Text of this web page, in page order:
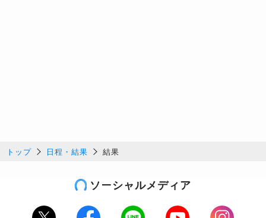
トップ 日程・結果 結果
ソーシャルメディア